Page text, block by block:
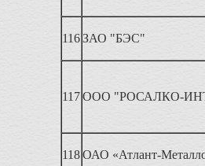
116ЗАО "БЭС"
117ООО "РОСАЛКО-
118ОАО «Атлант-